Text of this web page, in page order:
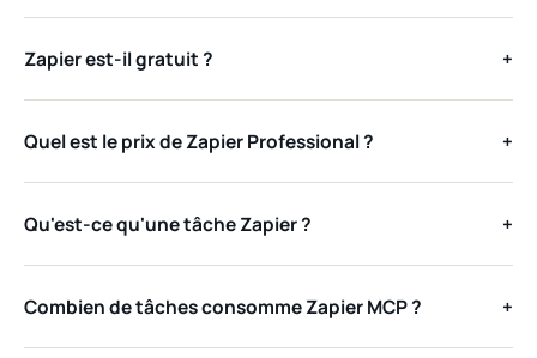
Zapier est-il gratuit ? +
Quel est le prix de Zapier Professional ? +
Qu'est-ce qu'une tâche Zapier ? +
Combien de tâches consomme Zapier MCP ? +